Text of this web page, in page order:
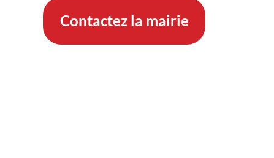
Contactez la mairie